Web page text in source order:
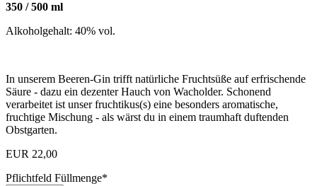
350 / 500 ml
Alkoholgehalt: 40% vol.
In unserem Beeren-Gin trifft natürliche Fruchtsüße auf erfrischende
Säure - dazu ein dezenter Hauch von Wacholder. Schonend
verarbeitet ist unser fruchtikus(s) eine besonders aromatische,
fruchtige Mischung - als wärst du in einem traumhaft duftenden
Obstgarten.
EUR 22,00
Pflichtfeld Füllmenge*